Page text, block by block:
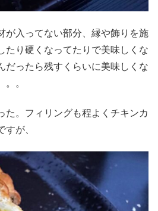
が入ってない部分、縁や飾りを施
たり硬くなってたりで美味しくな
だったら残すくらいに美味しくな
。
た。フィリングも程よくチキンカ
すが、